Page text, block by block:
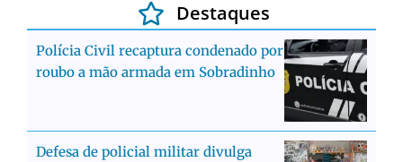
Destaques
Polícia Civil recaptura condenado por
roubo a mão armada em Sobradinho
Defesa de policial militar divulga